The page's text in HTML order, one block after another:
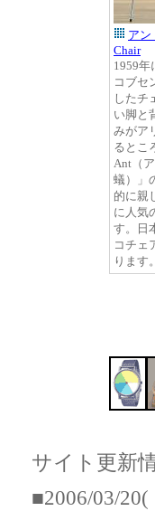
アン
Chair
1959年
コブセ
したチ
い脚と
みがア
るとこ
Ant（
蟻）」
的に親
に人気
す。日
コチェ
ります
サイト更新
■2006/03/20(